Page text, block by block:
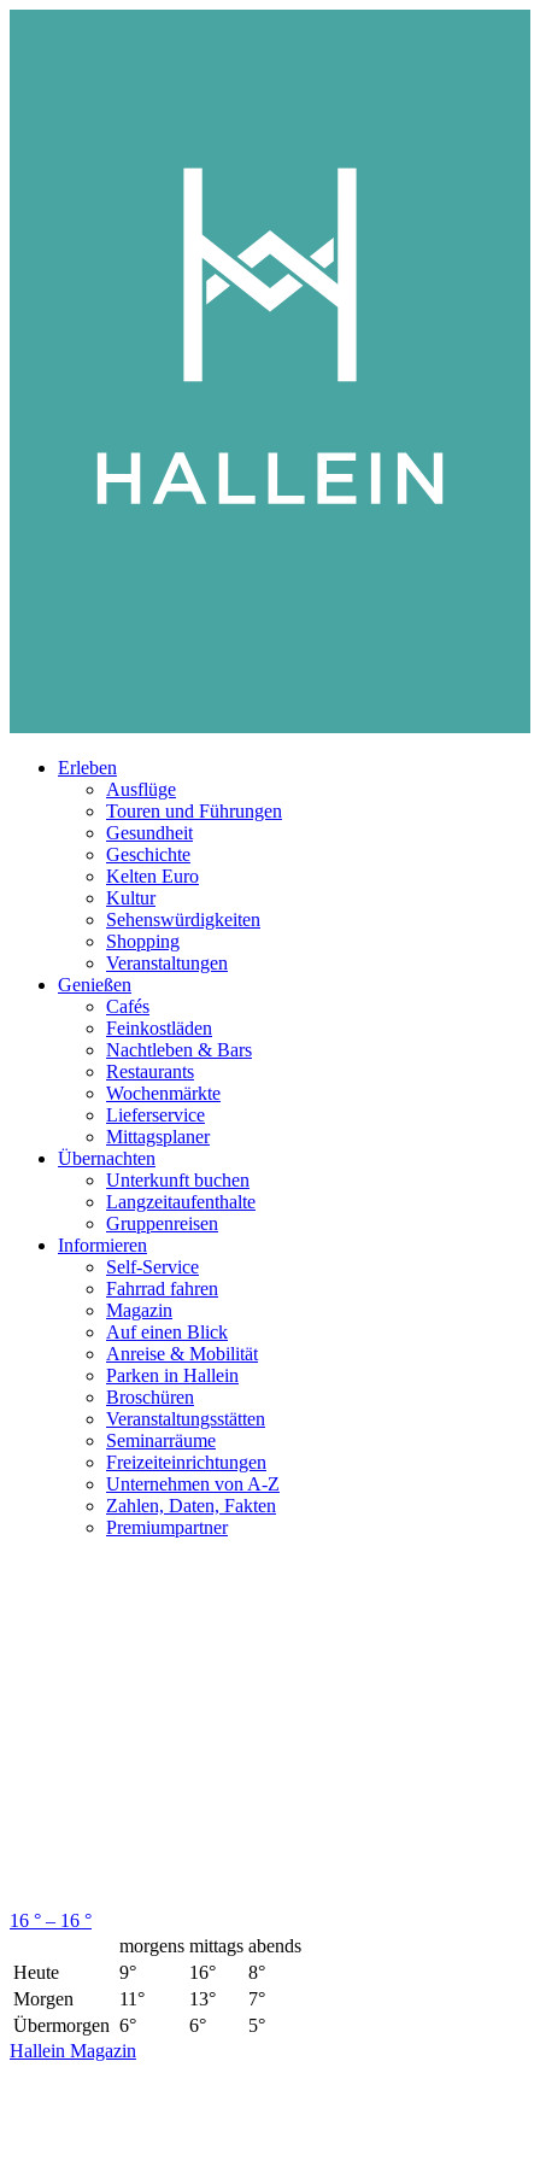
Erleben
Ausflüge
Touren und Führungen
Gesundheit
Geschichte
Kelten Euro
Kultur
Sehenswürdigkeiten
Shopping
Veranstaltungen
Genießen
Cafés
Feinkostläden
Nachtleben & Bars
Restaurants
Wochenmärkte
Lieferservice
Mittagsplaner
Übernachten
Unterkunft buchen
Langzeitaufenthalte
Gruppenreisen
Informieren
Self-Service
Fahrrad fahren
Magazin
Auf einen Blick
Anreise & Mobilität
Parken in Hallein
Broschüren
Veranstaltungsstätten
Seminarräume
Freizeiteinrichtungen
Unternehmen von A-Z
Zahlen, Daten, Fakten
Premiumpartner
16 ° – 16 °
morgens mittags abends
Heute
9° 16°
8°
Morgen
11° 13°
7°
Übermorgen 6° 6°
5°
Hallein Magazin